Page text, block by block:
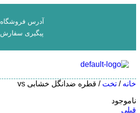
آدرس فروشگاه
پیگیری سفارش
خانه / تخت / قطره ضدانگل خشابی vs
ناموجود
قبلی